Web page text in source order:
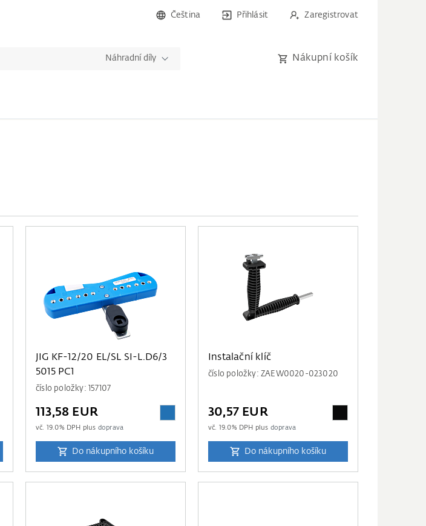
Čeština Přihlásit Zaregistrovat
Náhradní díly Nákupní košík
JIG KF-12/20 EL/SL SI-L.D6/3
5015 PC1
číslo položky: 157107
113,58 EUR
vč. 19.0% DPH plus doprava
Do nákupního košíku
Instalační klíč
číslo položky: ZAEW0020-023020
30,57 EUR
vč. 19.0% DPH plus doprava
Do nákupního košíku